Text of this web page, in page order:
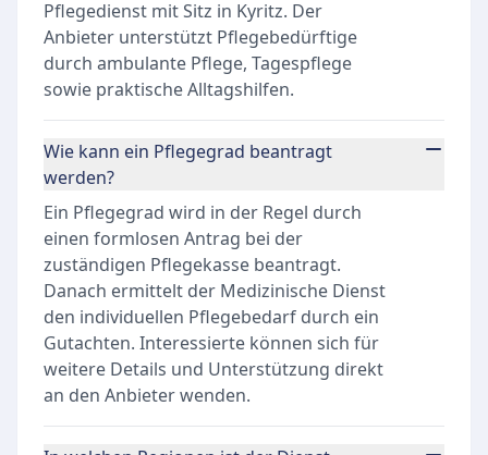
Pflegedienst mit Sitz in Kyritz. Der
Anbieter unterstützt Pflegebedürftige
durch ambulante Pflege, Tagespflege
sowie praktische Alltagshilfen.
Wie kann ein Pflegegrad beantragt
werden?
Ein Pflegegrad wird in der Regel durch
einen formlosen Antrag bei der
zuständigen Pflegekasse beantragt.
Danach ermittelt der Medizinische Dienst
den individuellen Pflegebedarf durch ein
Gutachten. Interessierte können sich für
weitere Details und Unterstützung direkt
an den Anbieter wenden.